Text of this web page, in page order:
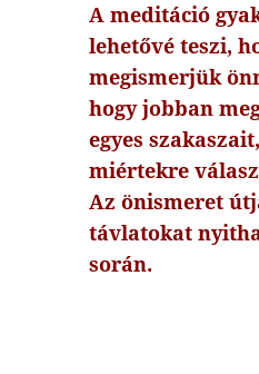
A meditáció
lehetővé teszi,
megismerjük
hogy jobban
egyes
miértekre
Az önismeret
távlatokat
során.